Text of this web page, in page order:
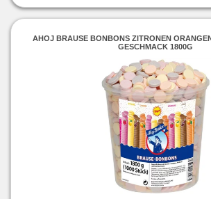
AHOJ BRAUSE BONBONS ZITRONEN
GESCHMACK 1800G